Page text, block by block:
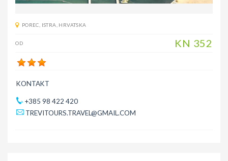
POREC ISTRA HRVATSKA
OD KN 352
KONTAKT
+385 98 422 420
TREVITOURS.TRAVEL@GMAIL.COM